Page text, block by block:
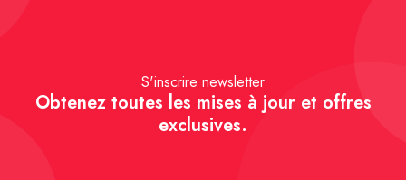
S'inscrire newsletter
Obtenez toutes les mises à jour et offres
exclusives.